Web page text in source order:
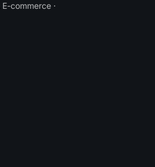
E-commerce ·